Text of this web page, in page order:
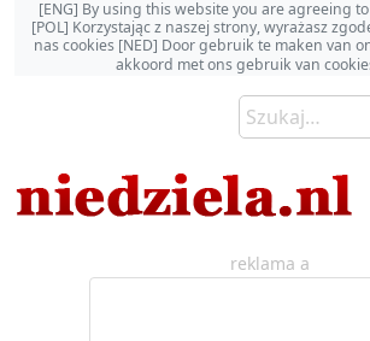
[ENG] By using this website you are agreeing
[POL] Korzystając z naszej strony, wyrażasz
nas cookies [NED] Door gebruik te maken van
akkoord met ons gebruik van
reklama a